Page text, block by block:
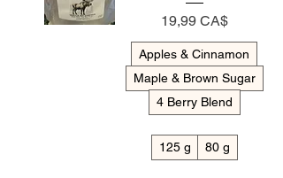
Preis
19,99 CA$
Apples & Cinnamon
Maple & Brown Sugar
4 Berry Blend
125 g 80 g